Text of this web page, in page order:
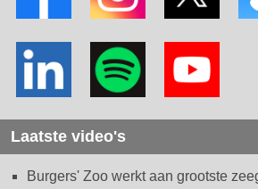
Laatste video's
Burgers' Zoo werkt aan grootste